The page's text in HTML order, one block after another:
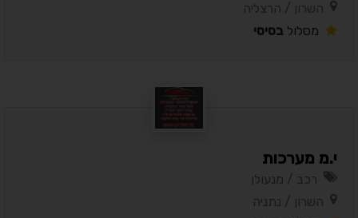
השרון / הרצליה
מסלול בסיסי
י.מ מערכות
רכב / מנעולן
השרון / נתניה